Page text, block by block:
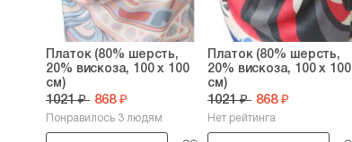
Платок (80% шерсть,
20% вискоза, 100 х 100
см)
1021 ₽ 868 ₽
Понравилось 3 людям
Платок (80% шерсть,
20% вискоза, 100 х 100
см)
1021 ₽ 868 ₽
Нет рейтинга